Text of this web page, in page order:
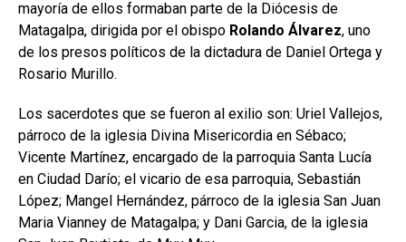
mayoría de ellos formaban parte de la Diócesis de
Matagalpa, dirigida por el obispo Rolando Álvarez, uno
de los presos políticos de la dictadura de Daniel Ortega y
Rosario Murillo.
Los sacerdotes que se fueron al exilio son: Uriel Vallejos,
párroco de la iglesia Divina Misericordia en Sébaco;
Vicente Martínez, encargado de la parroquia Santa Lucía
en Ciudad Darío; el vicario de esa parroquia, Sebastián
López; Mangel Hernández, párroco de la iglesia San Juan
Maria Vianney de Matagalpa; y Dani Garcia, de la iglesia